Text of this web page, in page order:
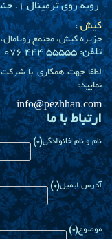
روبه روی ترمینال 1، جنب crew
کیش :
جزیره کیش، مجتمع رویامال،
تلفن: 55555 444 076
لطفا جهت همکاری با
نمایید:
info@pezhhan.com
ارتباط با ما
نام و نام خانوادگی(*)
آدرس ایمیل(*)
موضوع(*)